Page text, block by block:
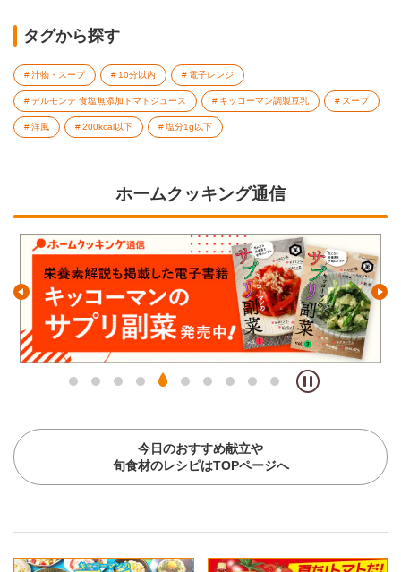
タグから探す
汁物・スープ 10分以内 電子レンジ
デルモンテ 食塩無添加トマトジュース キッコーマン調製豆乳 スープ
洋風 200kcal以下 塩分1g以下
ホームクッキング通信
今日のおすすめ献立や
旬食材のレシピはTOPページへ